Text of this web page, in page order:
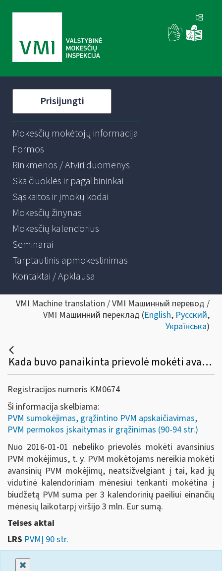
Prisijungti
Mokesčių mokėtojų informacija
Formos
Rinkmenos / Atviri duomenys
Skaičiuoklės ir pagalbininkai
Sąskaitos ir įmokų kodai
Mokesčių žinynas
Mokesčių kalendorius
Seminarai
Tarptautinis apmokestinimas
Kontaktai / Apklausa
VMI Machine translation / VMI Машинный перевод /
VMI Машинний переклад (English, Русский,
Українська)
Kada buvo panaikinta prievolė mokėti avansinius PVM mokėjimus?
Registracijos numeris KM0674
Ši informacija skelbiama:
PVM sumokėjimas, grąžintino PVM apskaičiavimas,
PVM permokos įskaitymas ir grąžinimas (90-94 str.)
Nuo 2016-01-01 nebeliko prievolės mokėti avansinius
PVM mokėjimus, t. y. PVM mokėtojams nereikia mokėti
avansinių PVM mokėjimų, neatsižvelgiant į tai, kad jų
vidutinė kalendoriniam mėnesiui tenkanti mokėtina į
biudžetą PVM suma per 3 kalendorinių paeiliui einančių
mėnesių laikotarpį viršijo 3 mln. Eur sumą.
Teises aktai
LRS PVMĮ 90 str.